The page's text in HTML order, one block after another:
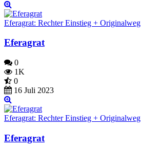
Eferagrat: Rechter Einstieg + Originalweg
Eferagrat
0
1K
0
16 Juli 2023
Eferagrat: Rechter Einstieg + Originalweg
Eferagrat